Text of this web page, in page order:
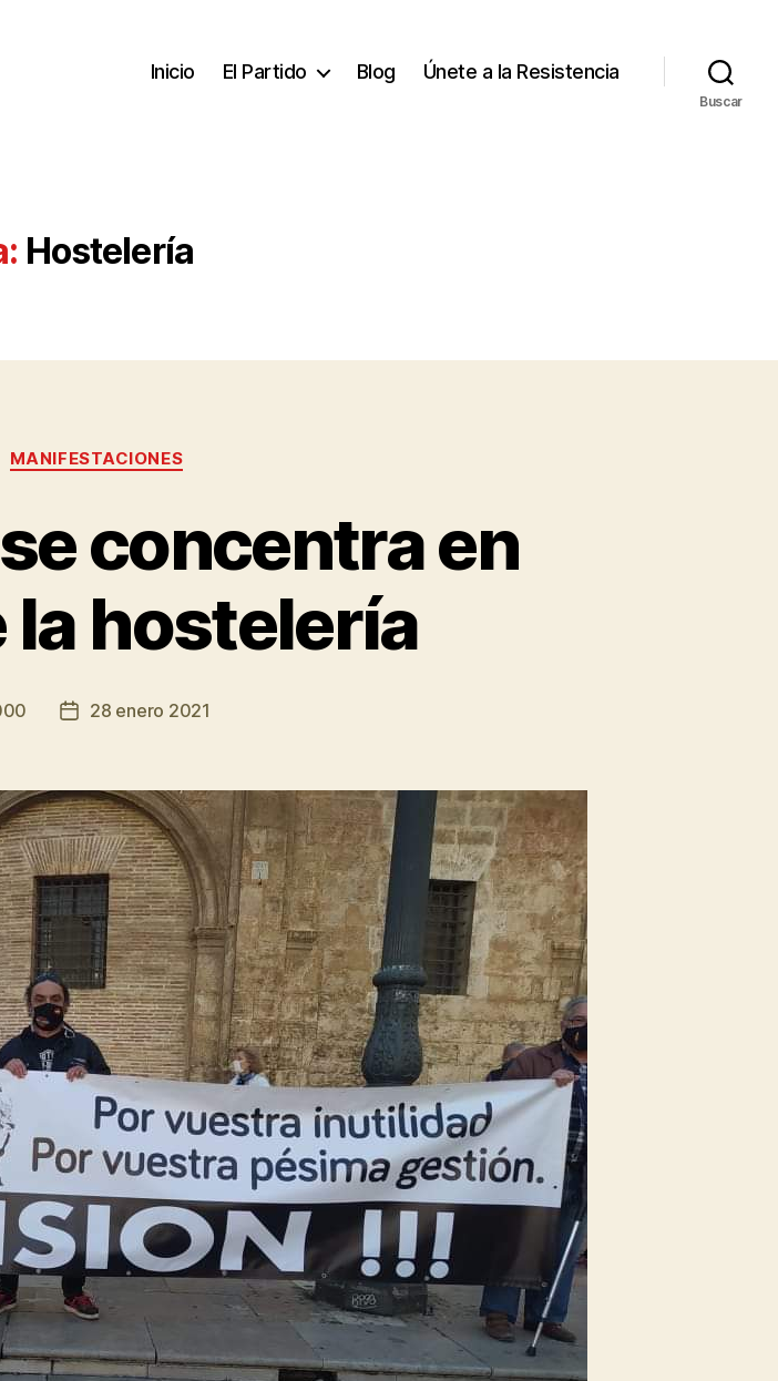
Inicio El Partido Blog Únete a la Resistencia
Buscar
Hostelería
MANIFESTACIONES
concentra en
la hostelería
28 enero 2021